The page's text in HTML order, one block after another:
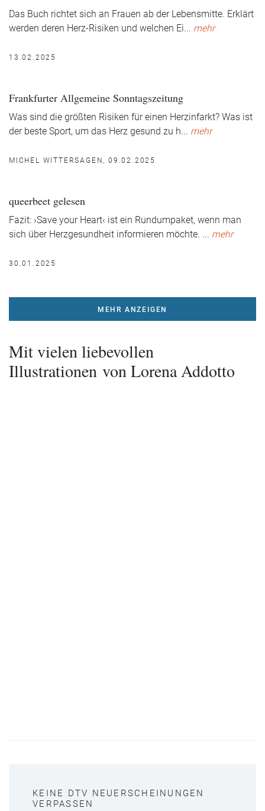
Das Buch richtet sich an Frauen ab der Lebensmitte. Erklärt
werden deren Herz-Risiken und welchen Ei... mehr
13.02.2025
Frankfurter Allgemeine Sonntagszeitung
Was sind die größten Risiken für einen Herzinfarkt? Was ist
der beste Sport, um das Herz gesund zu h... mehr
MICHEL WITTERSAGEN, 09.02.2025
queerbeet gelesen
Fazit: ›Save your Heart‹ ist ein Rundumpaket, wenn man
sich über Herzgesundheit informieren möchte. ... mehr
30.01.2025
MEHR ANZEIGEN
Mit vielen liebevollen
Illustrationen von Lorena Addotto
KEINE DTV NEUERSCHEINUNGEN
VERPASSEN